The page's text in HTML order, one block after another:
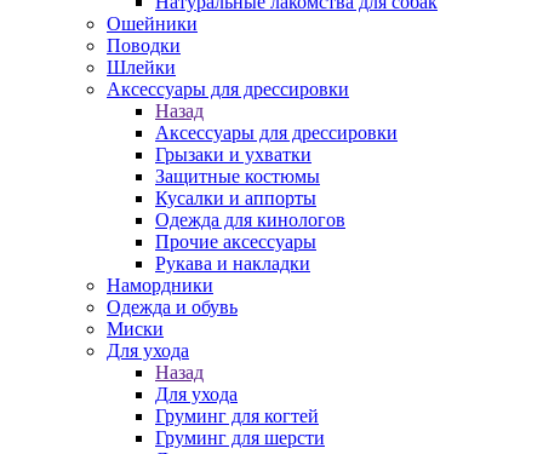
Ошейники
Поводки
Шлейки
Аксессуары для дрессировки
Назад
Аксессуары для дрессировки
Грызаки и ухватки
Защитные костюмы
Кусалки и аппорты
Одежда для кинологов
Прочие аксессуары
Рукава и накладки
Намордники
Одежда и обувь
Миски
Для ухода
Назад
Для ухода
Груминг для когтей
Груминг для шерсти